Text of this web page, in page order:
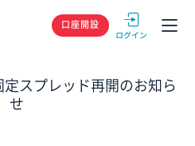
GMOクリック
口座開設
定スプレッド再開のお知ら
せ